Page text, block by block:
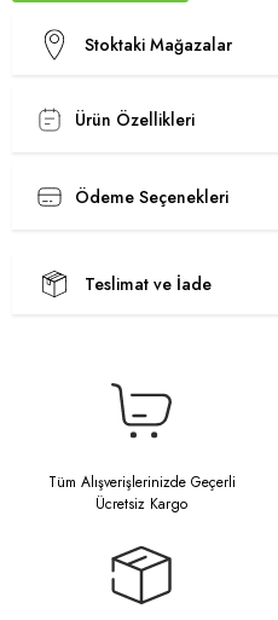
Stoktaki Mağazalar
Ürün Özellikleri
Ödeme Seçenekleri
Teslimat ve İade
Tüm Alışverişlerinizde Geçerli
Ücretsiz Kargo